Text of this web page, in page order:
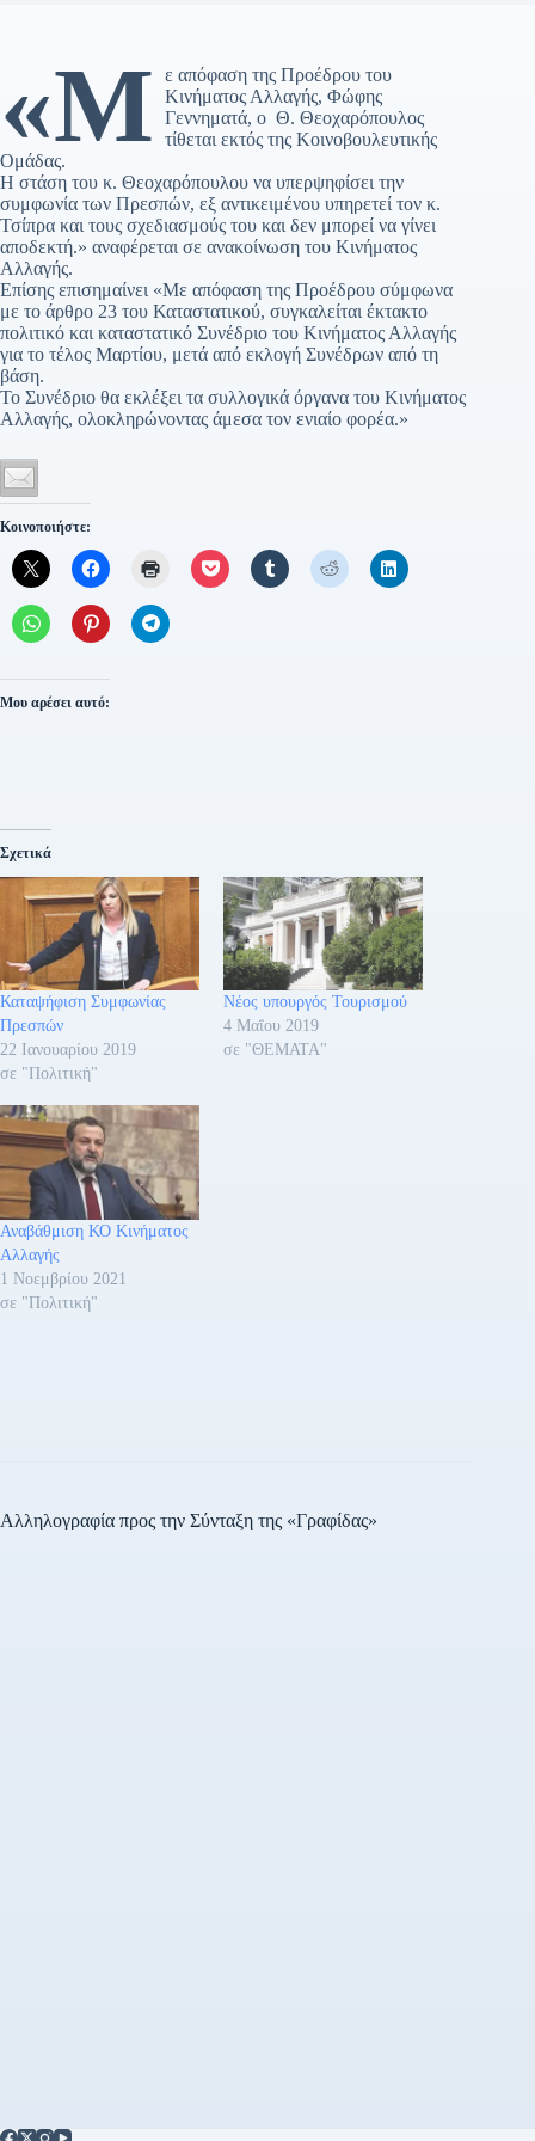
«Μ
ε απόφαση της Προέδρου του
Κινήματος Αλλαγής, Φώφης
Γεννηματά, ο Θ. Θεοχαρόπουλος
τίθεται εκτός της Κοινοβουλευτικής
Ομάδας.
Η στάση του κ. Θεοχαρόπουλου να υπερψηφίσει την
συμφωνία των Πρεσπών, εξ αντικειμένου υπηρετεί τον κ.
Τσίπρα και τους σχεδιασμούς του και δεν μπορεί να γίνει
αποδεκτή.» αναφέρεται σε ανακοίνωση του Κινήματος
Αλλαγής.
Επίσης επισημαίνει «Με απόφαση της Προέδρου σύμφωνα
με το άρθρο 23 του Καταστατικού, συγκαλείται έκτακτο
πολιτικό και καταστατικό Συνέδριο του Κινήματος Αλλαγής
για το τέλος Μαρτίου, μετά από εκλογή Συνέδρων από τη
βάση.
Το Συνέδριο θα εκλέξει τα συλλογικά όργανα του Κινήματος
Αλλαγής, ολοκληρώνοντας άμεσα τον ενιαίο φορέα.»
Κοινοποιήστε:
Μου αρέσει αυτό:
Σχετικά
Καταψήφιση Συμφωνίας
Πρεσπών
22 Ιανουαρίου 2019
σε "Πολιτική"
Νέος υπουργός Τουρισμού
4 Μαΐου 2019
σε "ΘΕΜΑΤΑ"
Αναβάθμιση ΚΟ Κινήματος
Αλλαγής
1 Νοεμβρίου 2021
σε "Πολιτική"
Αλληλογραφία προς την Σύνταξη της «Γραφίδας»